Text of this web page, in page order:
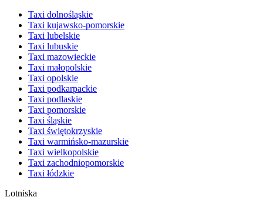
Taxi dolnośląskie
Taxi kujawsko-pomorskie
Taxi lubelskie
Taxi lubuskie
Taxi mazowieckie
Taxi małopolskie
Taxi opolskie
Taxi podkarpackie
Taxi podlaskie
Taxi pomorskie
Taxi śląskie
Taxi świętokrzyskie
Taxi warmińsko-mazurskie
Taxi wielkopolskie
Taxi zachodniopomorskie
Taxi łódzkie
Lotniska